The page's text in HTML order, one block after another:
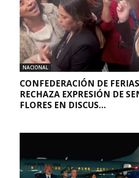
NACIONAL
CONFEDERACIÓN DE
RECHAZA EXPRESIÓN DE
FLORES EN DISCUS...